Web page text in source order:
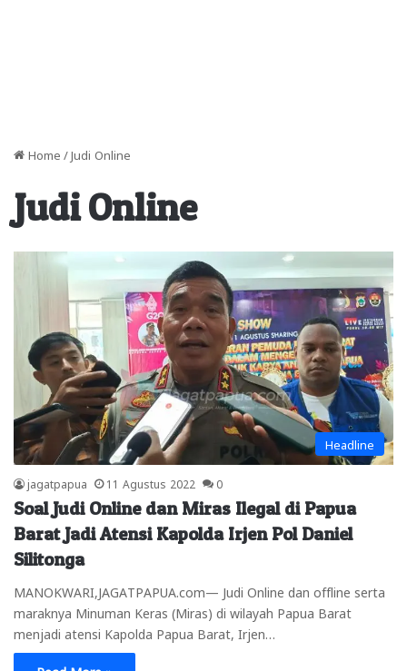
Home / Judi Online
Judi Online
Headline
jagatpapua 11 Agustus 2022 0
Soal Judi Online dan Miras Ilegal di Papua
Barat Jadi Atensi Kapolda Irjen Pol Daniel
Silitonga
MANOKWARI,JAGATPAPUA.com— Judi Online dan offline serta
maraknya Minuman Keras (Miras) di wilayah Papua Barat
menjadi atensi Kapolda Papua Barat, Irjen…